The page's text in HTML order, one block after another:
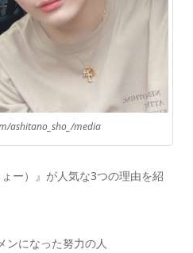
ashitano_sho_/media
ー）』が人気な3つの理由を紹
ンになった努力の人